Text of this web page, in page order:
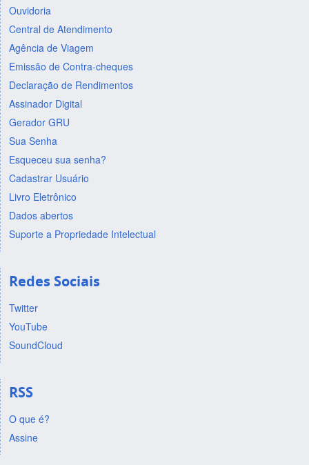
Ouvidoria
Central de Atendimento
Agência de Viagem
Emissão de Contra-cheques
Declaração de Rendimentos
Assinador Digital
Gerador GRU
Sua Senha
Esqueceu sua senha?
Cadastrar Usuário
Livro Eletrônico
Dados abertos
Suporte a Propriedade Intelectual
Redes Sociais
Twitter
YouTube
SoundCloud
RSS
O que é?
Assine